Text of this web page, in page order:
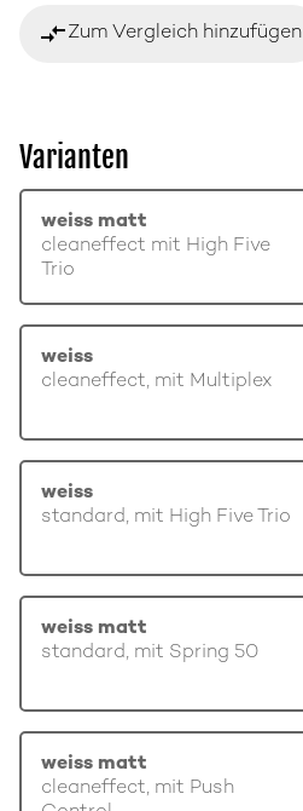
compare_arrowsZum Vergleich hinzufügen
Varianten
weiss matt
cleaneffect mit High Five
Trio
weiss
cleaneffect, mit Multiplex
weiss
standard, mit High Five Trio
weiss matt
standard, mit Spring 50
weiss matt
cleaneffect, mit Push